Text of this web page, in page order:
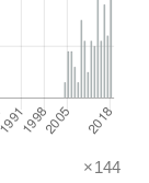
×144